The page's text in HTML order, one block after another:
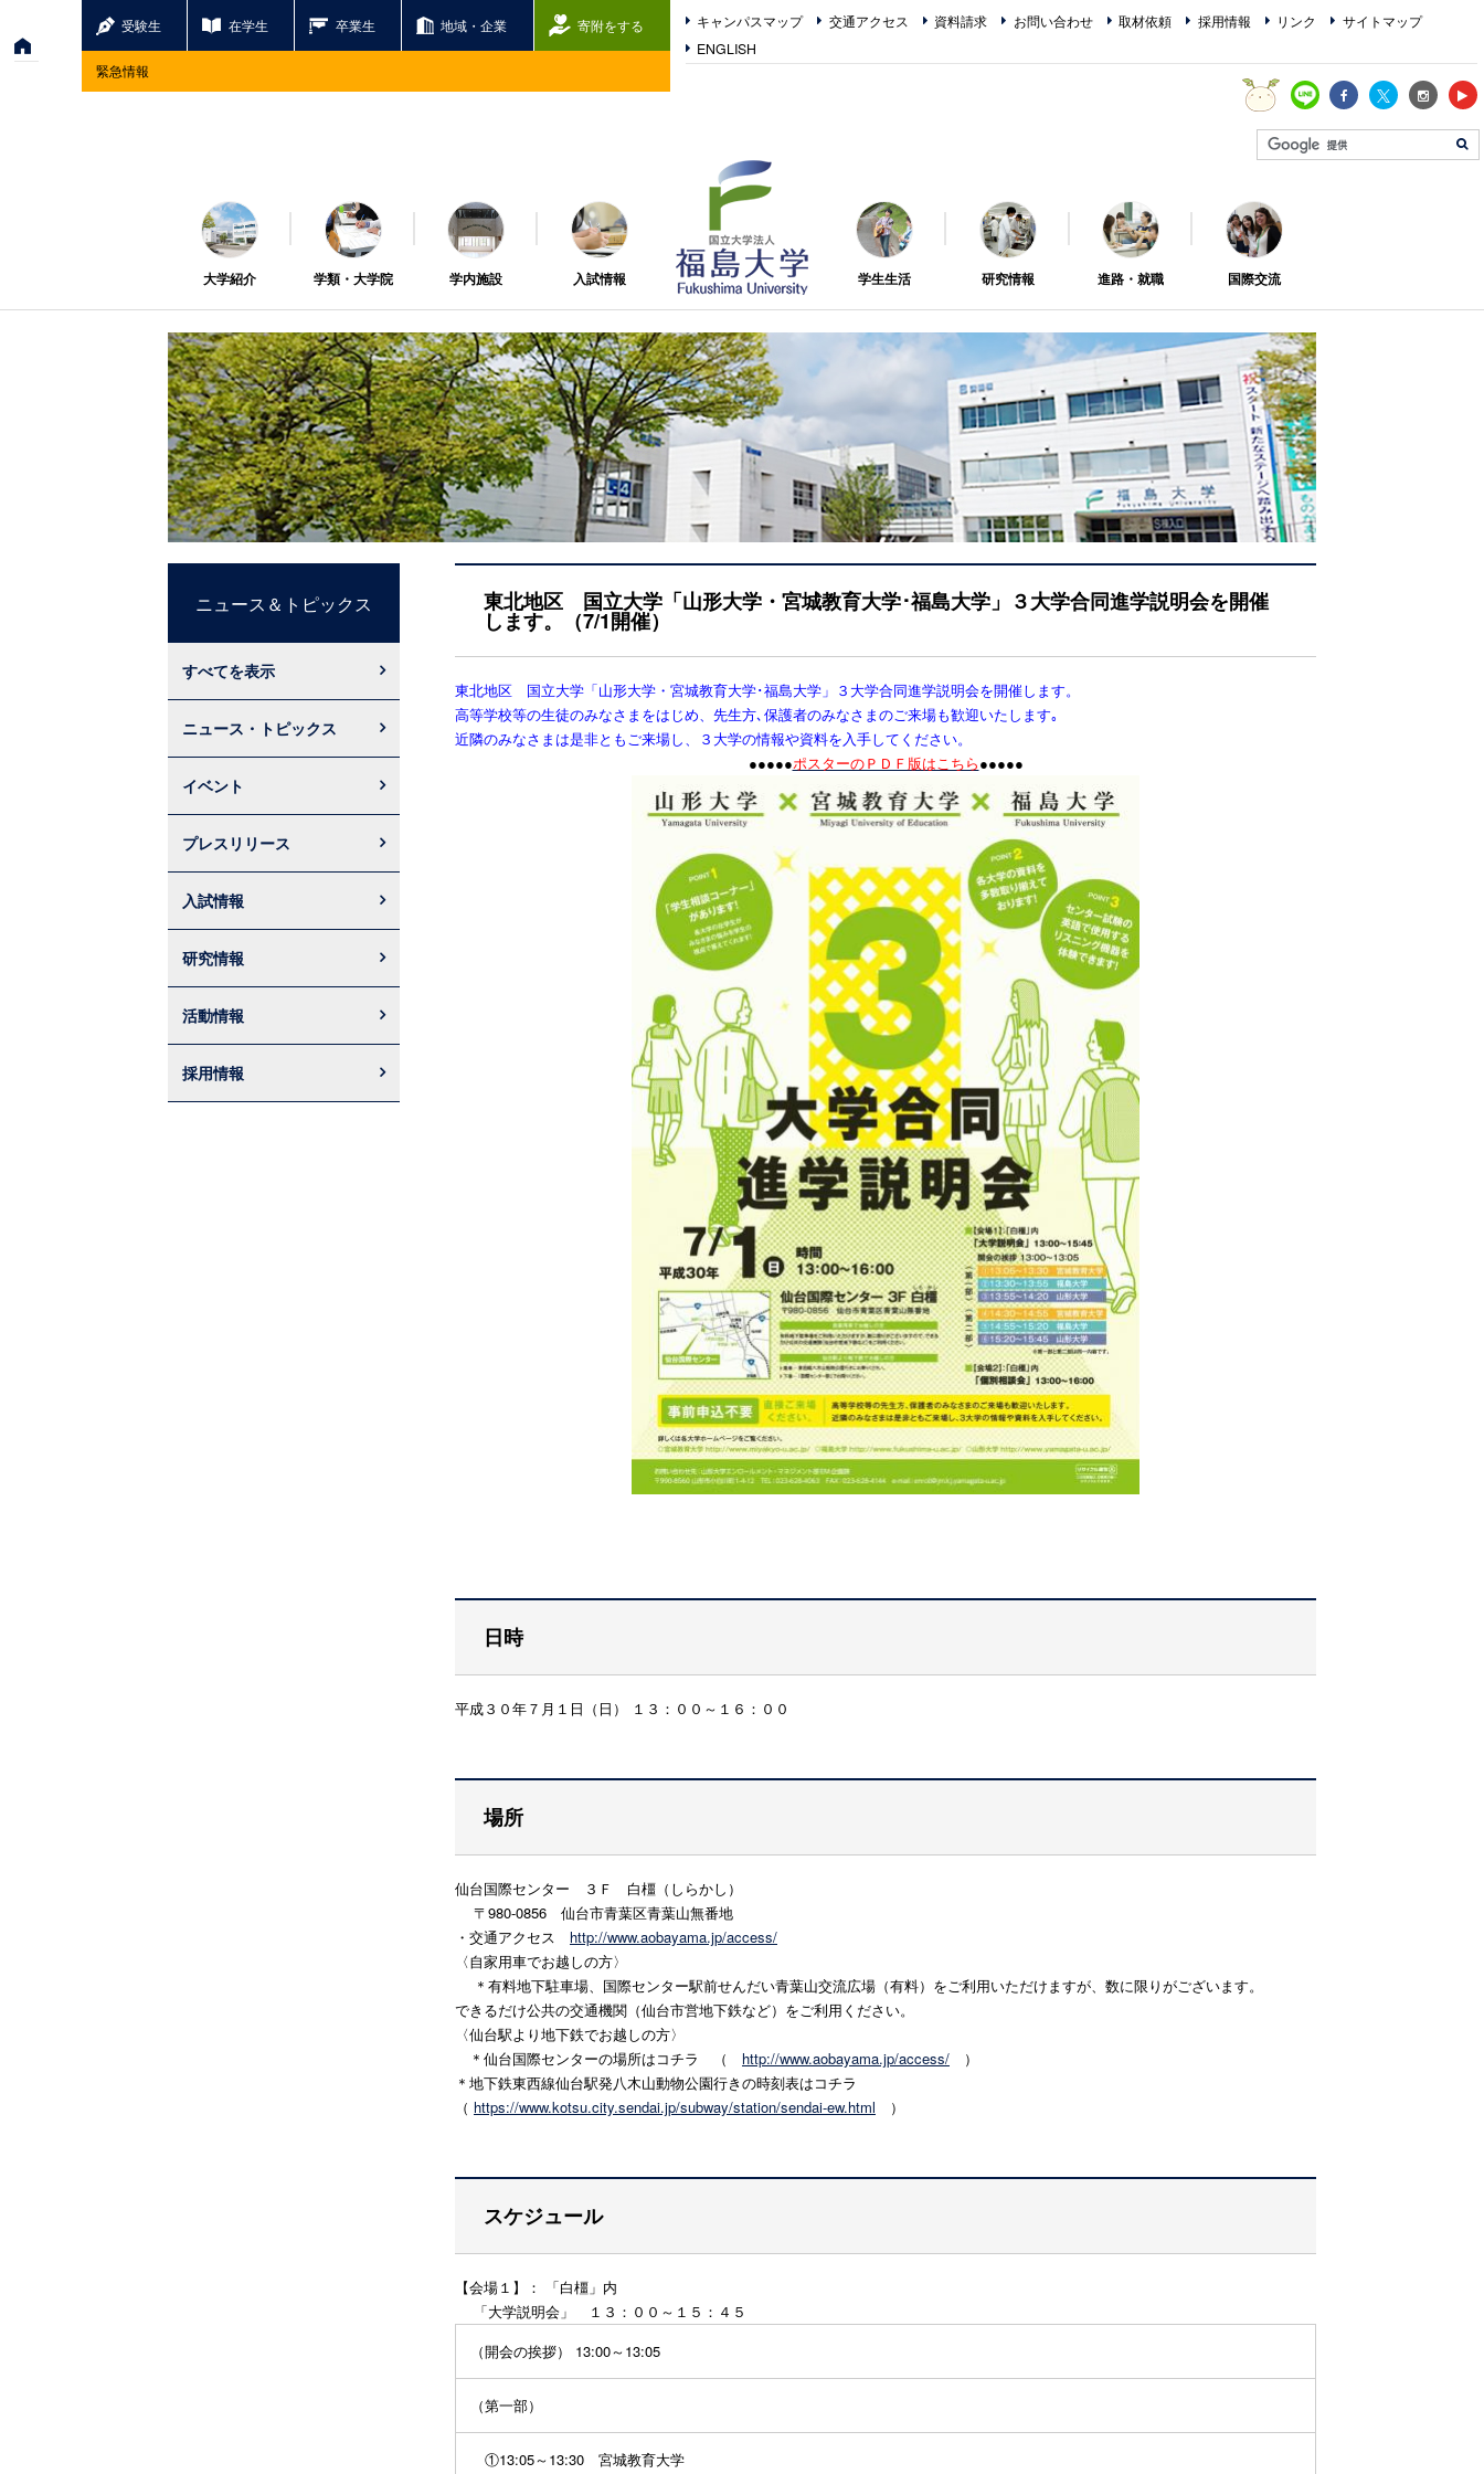
受験生 在学生 卒業生 地域・企業 寄附をする
緊急情報
キャンパスマップ 交通アクセス 資料請求 お問い合わせ 取材依頼 採用情報 リンク
サイトマップ
ENGLISH
大学紹介 学類・大学院 学内施設 入試情報 学生生活 研究情報 進路・就職 国際交流
東北地区 国立大学「山形大学・宮城教育大学･福島大学」３大学合同進学説明会を開催
します。（7/1開催）
東北地区 国立大学「山形大学 ・宮城教育大学･福島大学」３大学合同進学説明会を開催します。
高等学校等の生徒のみなさまをはじめ、先生方､保護者のみなさまのご来場も歓迎いたします｡
近隣のみなさまは是非ともご来場し、３大学の情報や資料を入手してください。
●●●●●ポスターのＰＤＦ版はこちら●●●●●
日時
平成３０年７月１日（日） １３：００～１６：００
場所
仙台国際センター ３Ｆ 白橿（しらかし）
〒980-0856 仙台市青葉区青葉山無番地
・交通アクセス http://www.aobayama.jp/access/
〈自家用車でお越しの方〉
＊有料地下駐車場、 国際センター駅前せんだい青葉山交流広場（有料） をご利用いただけますが、数に限りがございます。
できるだけ公共の交通機関（仙台市営地下鉄など）をご利用ください。
〈仙台駅より地下鉄でお越しの方〉
＊仙台国際センターの場所はコチラ （ http://www.aobayama.jp/access/ ）
＊地下鉄東西線仙台駅発八木山動物公園行きの時刻表はコチラ
（ https://www.kotsu.city.sendai.jp/subway/station/sendai-ew.html ）
スケジュール
【会場１】： 「白橿」内
「大学説明会」 １３：００～１５：４５
（開会の挨拶） 13:00～13:05
（第一部）
①13:05～13:30 宮城教育大学
ニュース＆トピックス
すべてを表示
ニュース・トピックス
イベント
プレスリリース
入試情報
研究情報
活動情報
採用情報